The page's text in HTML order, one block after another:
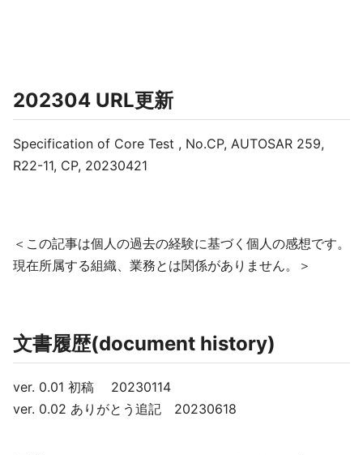
202304 URL更新
Specification of Core Test , No.CP, AUTOSAR 259,
R22-11, CP, 20230421
＜この記事は個人の過去の経験に基づく個人の感想です。
現在所属する組織、業務とは関係がありません。＞
文書履歴(document history)
ver. 0.01 初稿 20230114
ver. 0.02 ありがとう追記 20230618